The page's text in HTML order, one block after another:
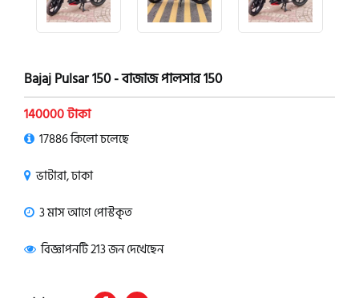
Bajaj Pulsar 150 - বাজাজ পালসার 150
140000 টাকা
17886 কিলো চলেছে
ভাটারা, ঢাকা
3 মাস আগে পোস্টকৃত
বিজ্ঞাপনটি 213 জন দেখেছেন